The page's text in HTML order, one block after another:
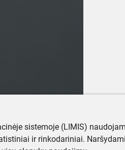
sistemoje (LIMIS)
ir rinkodariniai.